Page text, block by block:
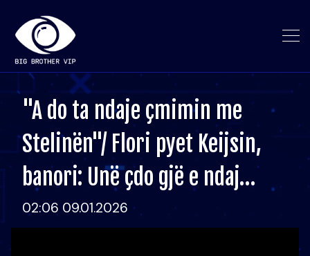
"A do ta ndaje çmimin me
Stelinën"/ Flori pyet Keijsin,
banori: Unë çdo gjë e ndaj…
02:06 09.01.2026